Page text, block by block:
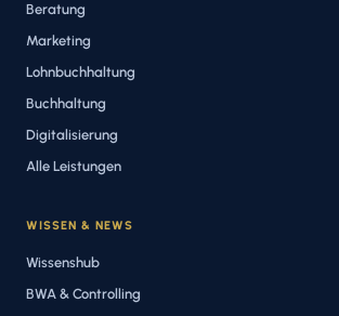
Beratung
Marketing
Lohnbuchhaltung
Buchhaltung
Digitalisierung
Alle Leistungen
WISSEN & NEWS
Wissenshub
BWA & Controlling